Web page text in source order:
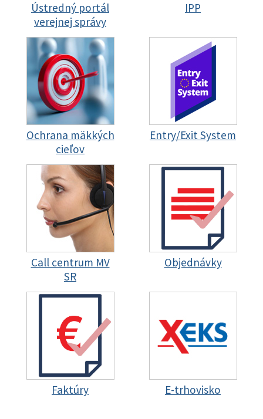
Ústredný portál
verejnej správy
IPP
Ochrana mäkkých
cieľov
Entry/Exit System
Call centrum MV
SR
Objednávky
Faktúry E-trhovisko